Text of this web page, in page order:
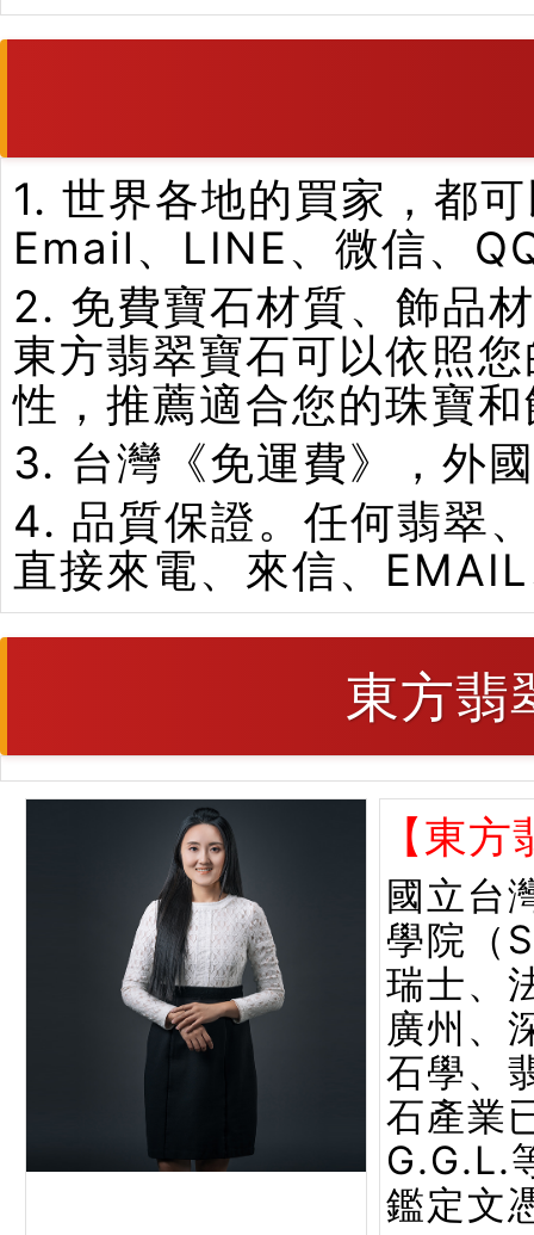
1. 世界各地的買家，都
Email、LINE、微信、
2. 免費寶石材質、飾品
東方翡翠寶石可以依照
性，推薦適合您的珠寶
3. 台灣《免運費》，外
4. 品質保證。任何翡翠
直接來電、來信、
東方翡
【東
國立台
學院（
瑞士、
廣州、
石學、
石產業
G.G.L.
鑑定文